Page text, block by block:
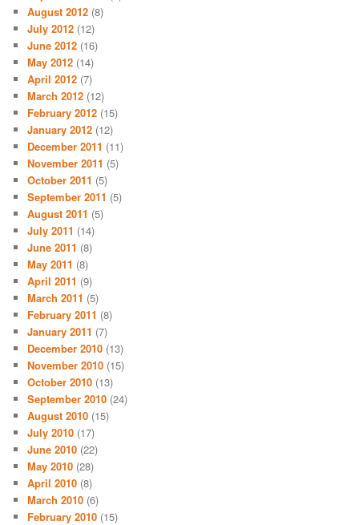
August 2012 (8)
July 2012 (12)
June 2012 (16)
May 2012 (14)
April 2012 (7)
March 2012 (12)
February 2012 (15)
January 2012 (12)
December 2011 (11)
November 2011 (5)
October 2011 (5)
September 2011 (5)
August 2011 (5)
July 2011 (14)
June 2011 (8)
May 2011 (8)
April 2011 (9)
March 2011 (5)
February 2011 (8)
January 2011 (7)
December 2010 (13)
November 2010 (15)
October 2010 (13)
September 2010 (24)
August 2010 (15)
July 2010 (17)
June 2010 (22)
May 2010 (28)
April 2010 (8)
March 2010 (6)
February 2010 (15)